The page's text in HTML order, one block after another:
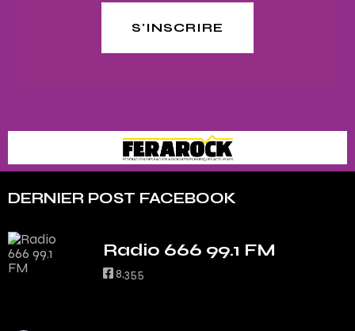
S'INSCRIRE
DERNIER POST FACEBOOK
Radio 666 99.1 FM
8,355